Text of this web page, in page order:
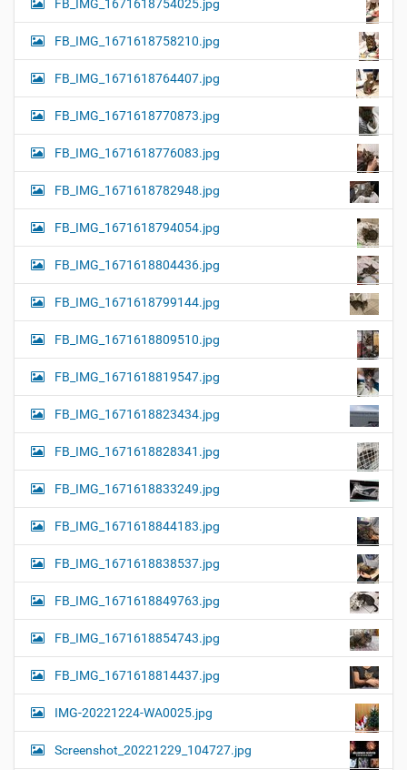
FB_IMG_1671618754025.jpg
FB_IMG_1671618758210.jpg
FB_IMG_1671618764407.jpg
FB_IMG_1671618770873.jpg
FB_IMG_1671618776083.jpg
FB_IMG_1671618782948.jpg
FB_IMG_1671618794054.jpg
FB_IMG_1671618804436.jpg
FB_IMG_1671618799144.jpg
FB_IMG_1671618809510.jpg
FB_IMG_1671618819547.jpg
FB_IMG_1671618823434.jpg
FB_IMG_1671618828341.jpg
FB_IMG_1671618833249.jpg
FB_IMG_1671618844183.jpg
FB_IMG_1671618838537.jpg
FB_IMG_1671618849763.jpg
FB_IMG_1671618854743.jpg
FB_IMG_1671618814437.jpg
IMG-20221224-WA0025.jpg
Screenshot_20221229_104727.jpg